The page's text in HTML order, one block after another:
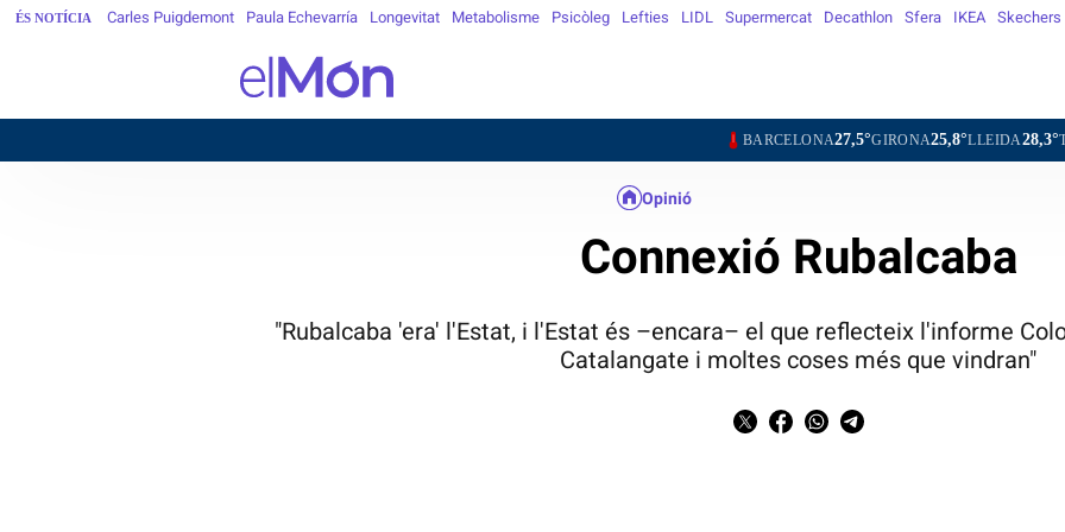
ÉS NOTÍCIA Carles Puigdemont Paula Echevarría Longevitat Metabolisme Psicòleg Lefties LIDL Supermercat Decathlon Sfera IKEA Skechers
BARCELONA27,5°GIRONA25,8°LLEIDA28,3°
Opinió
Connexió Rubalcaba
"Rubalcaba 'era' l'Estat, i l'Estat és –encara– el que reflecteix l'informe
Catalangate i moltes coses més que vindran"